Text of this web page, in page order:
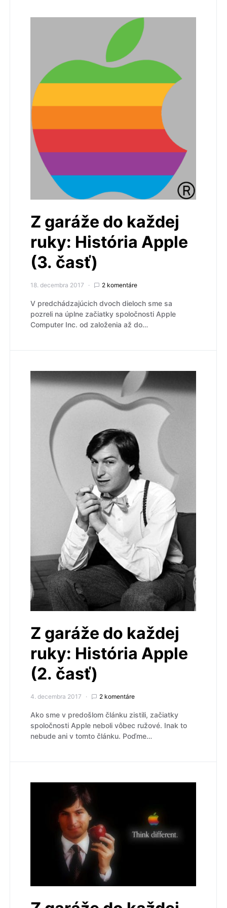
Z garáže do každej
ruky: História Apple
(3. časť)
18. decembra 2017 2 komentáre
V predchádzajúcich dvoch dieloch sme sa
pozreli na úplne začiatky spoločnosti Apple
Computer Inc. od založenia až do…
Z garáže do každej
ruky: História Apple
(2. časť)
4. decembra 2017 2 komentáre
Ako sme v predošlom článku zistili, začiatky
spoločnosti Apple neboli vôbec ružové. Inak to
nebude ani v tomto článku. Poďme…